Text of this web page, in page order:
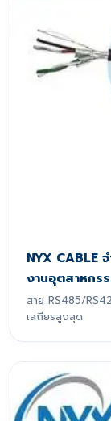
NYX CABLE
งานอุตสาหกร
สาย RS485/
เสถียรสูงสุด